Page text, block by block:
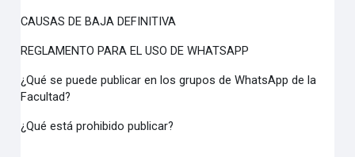
CAUSAS DE BAJA DEFINITIVA
REGLAMENTO PARA EL USO DE WHATSAPP
¿Qué se puede publicar en los grupos de WhatsApp de la
Facultad?
¿Qué está prohibido publicar?